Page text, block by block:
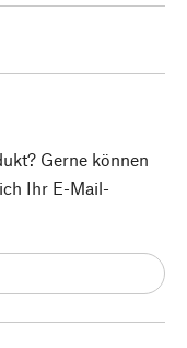
Gerne können
Ihr E-Mail-